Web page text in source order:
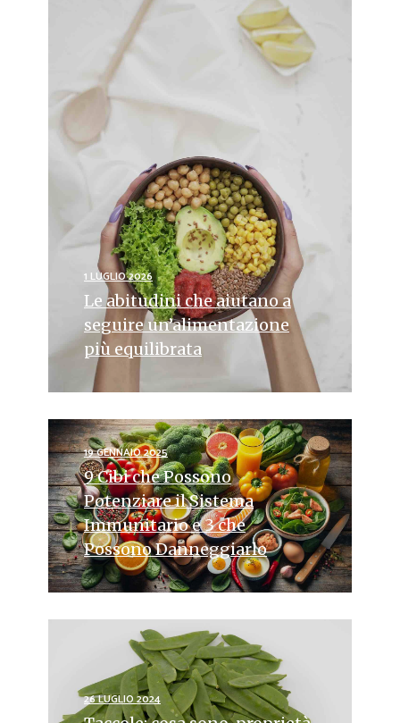
1 LUGLIO 2026
Le abitudini che aiutano a
seguire un’alimentazione
più equilibrata
19 GENNAIO 2025
9 Cibi che Possono
Potenziare il Sistema
Immunitario e 3 che
Possono Danneggiarlo
26 LUGLIO 2024